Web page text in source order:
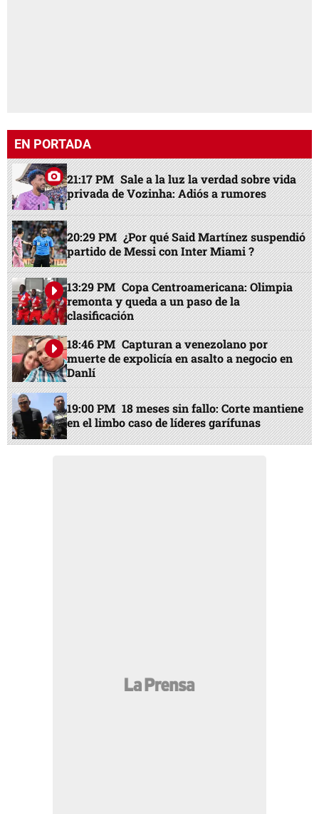
EN PORTADA
21:17 PM Sale a la luz la verdad sobre vida
privada de Vozinha: Adiós a rumores
20:29 PM ¿Por qué Said Martínez suspendió
partido de Messi con Inter Miami ?
13:29 PM Copa Centroamericana: Olimpia
remonta y queda a un paso de la
clasificación
18:46 PM Capturan a venezolano por
muerte de expolicía en asalto a negocio en
Danlí
19:00 PM 18 meses sin fallo: Corte mantiene
en el limbo caso de líderes garífunas